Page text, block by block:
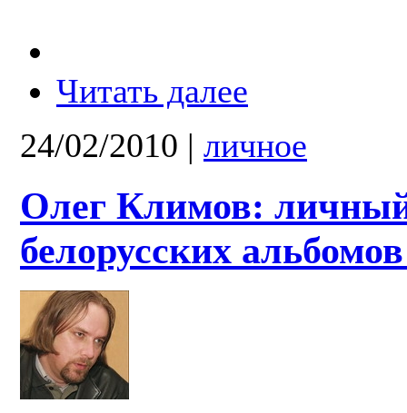
Читать далее
24/02/2010 | личное
Олег Климов:
белорусских